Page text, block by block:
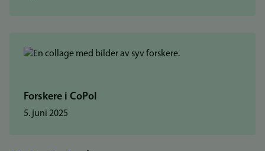
Forskere i CoPol
5. juni 2025